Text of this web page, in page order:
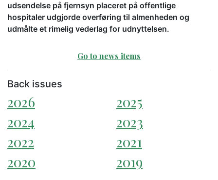
udsendelse på fjernsyn placeret på offentlige
hospitaler udgjorde overføring til almenheden og
udmålte et rimelig vederlag for udnyttelsen.
Go to news items
Back issues
2026
2025
2024
2023
2022
2021
2020
2019